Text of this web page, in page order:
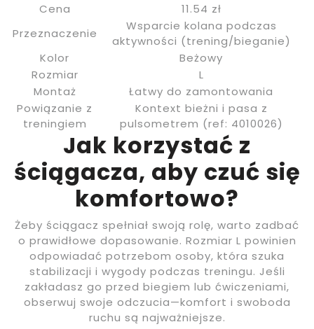
Cena
11.54 zł
Przeznaczenie
Wsparcie kolana podczas
aktywności (trening/bieganie)
Kolor
Beżowy
Rozmiar
L
Montaż
Łatwy do zamontowania
Powiązanie z
treningiem
Kontext bieżni i pasa z
pulsometrem (ref: 4010026)
Jak korzystać z
ściągacza, aby czuć się
komfortowo?
Żeby ściągacz spełniał swoją rolę, warto zadbać
o prawidłowe dopasowanie. Rozmiar L powinien
odpowiadać potrzebom osoby, która szuka
stabilizacji i wygody podczas treningu. Jeśli
zakładasz go przed biegiem lub ćwiczeniami,
obserwuj swoje odczucia—komfort i swoboda
ruchu są najważniejsze.